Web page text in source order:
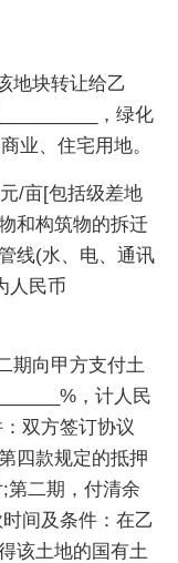
地块转让给乙
，绿化
业、住宅用地。
/亩[包括级差地
和构筑物的拆迁
线(水、电、通讯
人民币
期向甲方支付土
，计人民
双方签订协议
四款规定的抵押
第二期，付清余
间及条件：在乙
该土地的国有土